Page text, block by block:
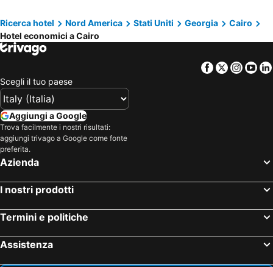
Ricerca hotel Nord America Stati Uniti Georgia
Cairo
Hotel economici a Cairo
Facebook
Twitter
Scegli il tuo paese
Aggiungi a Google
Trova facilmente i nostri risultati:
aggiungi trivago a Google come fonte
preferita.
Azienda
I nostri prodotti
Termini e politiche
Assistenza